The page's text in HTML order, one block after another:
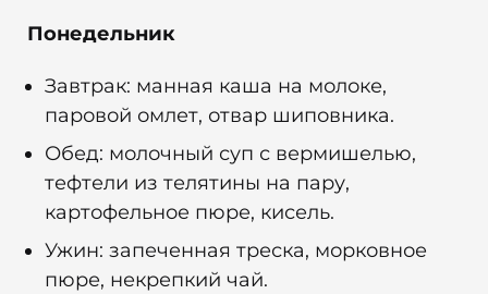
Понедельник
Завтрак: манная каша на молоке,
паровой омлет, отвар шиповника.
Обед: молочный суп с вермишелью,
тефтели из телятины на пару,
картофельное пюре, кисель.
Ужин: запеченная треска, морковное
пюре, некрепкий чай.